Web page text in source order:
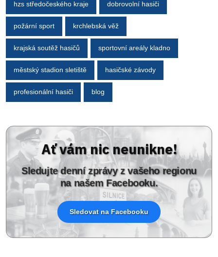
hzs středočeského kraje dobrovolní hasiči
požární sport krchlebská věž
krajská soutěž hasičů sportovní areály kladno
městský stadion sletiště hasičské závody
profesionální hasiči blog
Ať vám nic neunikne!
Sledujte denní zprávy z vašeho regionu
na našem Facebooku.
Sledovat na Facebooku